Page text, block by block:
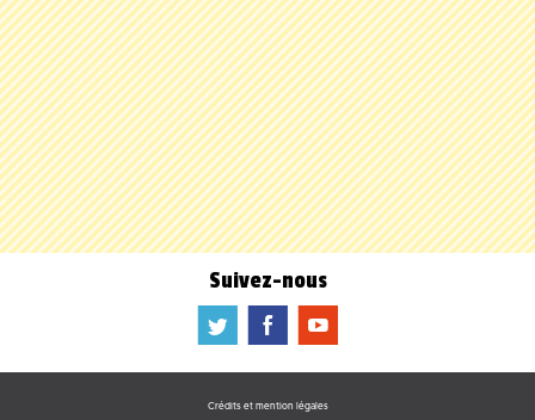
Suivez-nous
a b f
Crédits et mention légales